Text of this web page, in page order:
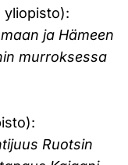
yliopisto):
ja Hämeen
murroksessa
Ruotsin